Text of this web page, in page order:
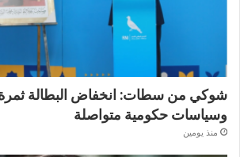
شوكي من سطات: انخفاض البطالة ثمرة
وسياسات حكومية متواصلة
منذ يومين